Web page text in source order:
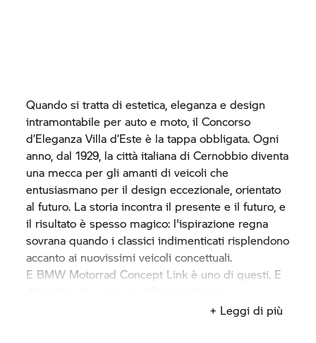
Quando si tratta di estetica, eleganza e design
intramontabile per auto e moto, il Concorso
d’Eleganza Villa d’Este è la tappa obbligata. Ogni
anno, dal 1929, la città italiana di Cernobbio diventa
una mecca per gli amanti di veicoli che
entusiasmano per il design eccezionale, orientato
al futuro. La storia incontra il presente e il futuro, e
il risultato è spesso magico: l'ispirazione regna
sovrana quando i classici indimenticati risplendono
accanto ai nuovissimi veicoli concettuali.
E BMW Motorrad Concept Link è uno di questi. E
conducente, veicolo e ambiente, si ottiene+ Leggi di più